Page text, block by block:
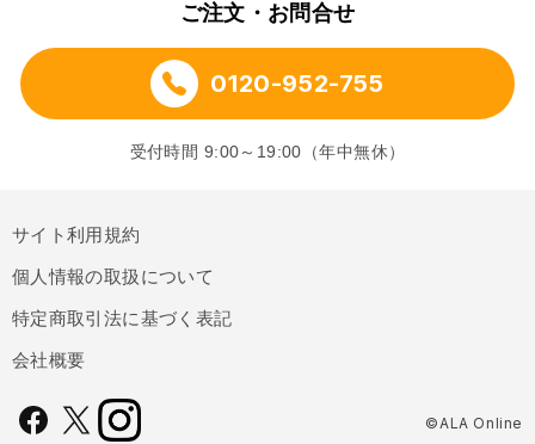
ご注文・お問合せ
0120-952-755
受付時間 9:00～19:00（年中無休）
サイト利用規約
個人情報の取扱について
特定商取引法に基づく表記
会社概要
©ALA Online